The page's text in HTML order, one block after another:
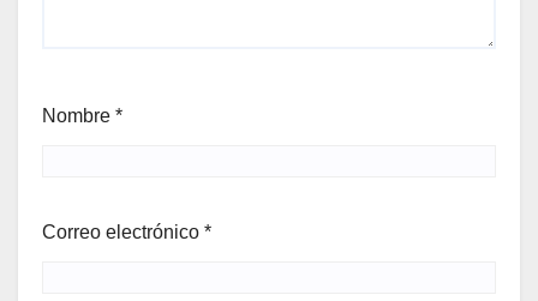
Nombre *
Correo electrónico *